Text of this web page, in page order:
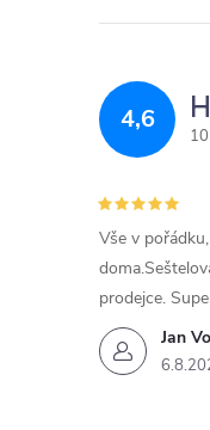
4,6
Jan
Vše v
prodejce.